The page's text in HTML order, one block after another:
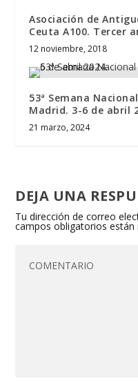
Asociación de
Ceuta A100. Tercer
12 noviembre, 2018
53ª Semana
Madrid. 3-6 de abril
21 marzo, 2024
DEJA UNA
Tu dirección de correo
campos obligatorios